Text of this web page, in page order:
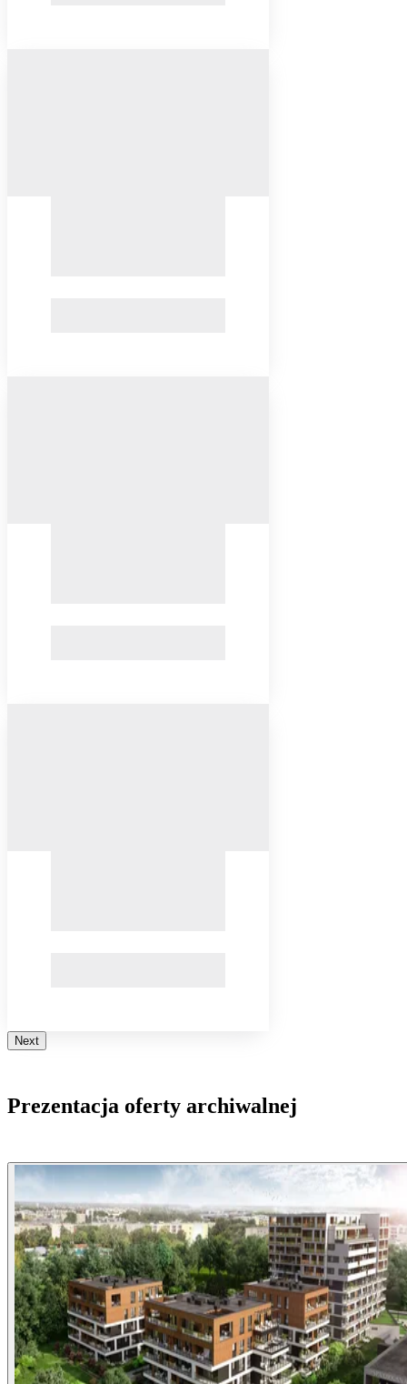
Next
Prezentacja oferty archiwalnej